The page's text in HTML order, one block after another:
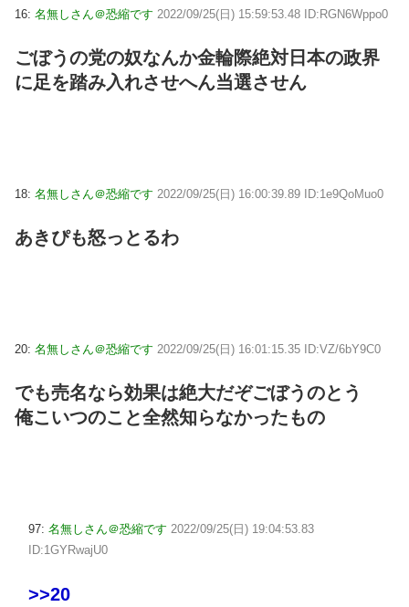
16: 名無しさん＠恐縮です 2022/09/25(日) 15:59:53.48 ID:RGN6Wppo0
ごぼうの党の奴なんか金輪際絶対日本の政界
に足を踏み入れさせへん当選させん
18: 名無しさん＠恐縮です 2022/09/25(日) 16:00:39.89 ID:1e9QoMuo0
あきぴも怒っとるわ
20: 名無しさん＠恐縮です 2022/09/25(日) 16:01:15.35 ID:VZ/6bY9C0
でも売名なら効果は絶大だぞごぼうのとう
俺こいつのこと全然知らなかったもの
97: 名無しさん＠恐縮です 2022/09/25(日) 19:04:53.83
ID:1GYRwajU0
>>20